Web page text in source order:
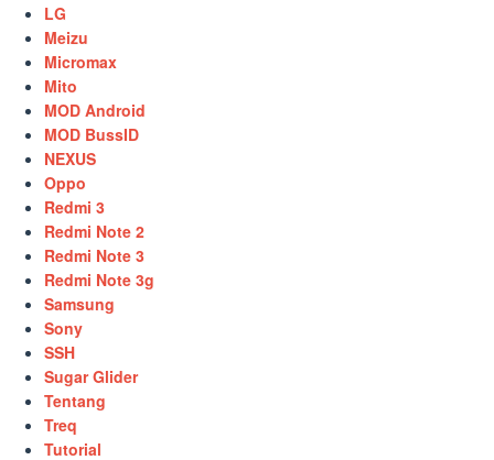
LG
Meizu
Micromax
Mito
MOD Android
MOD BussID
NEXUS
Oppo
Redmi 3
Redmi Note 2
Redmi Note 3
Redmi Note 3g
Samsung
Sony
SSH
Sugar Glider
Tentang
Treq
Tutorial